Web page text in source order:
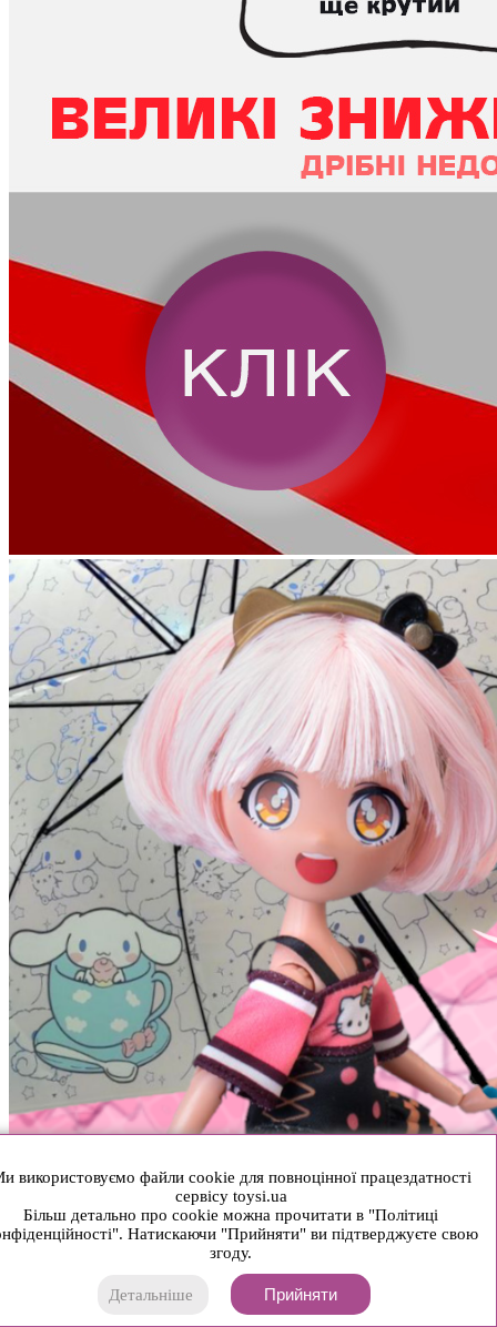
використовуємо файли cookie для повноцінної працездатності
сервісу toysi.ua
Більш детально про cookie можна прочитати в "Політиці
Натискаючи "Прийняти" ви підтверджуєте свою
згоду.
Детальніше Прийняти